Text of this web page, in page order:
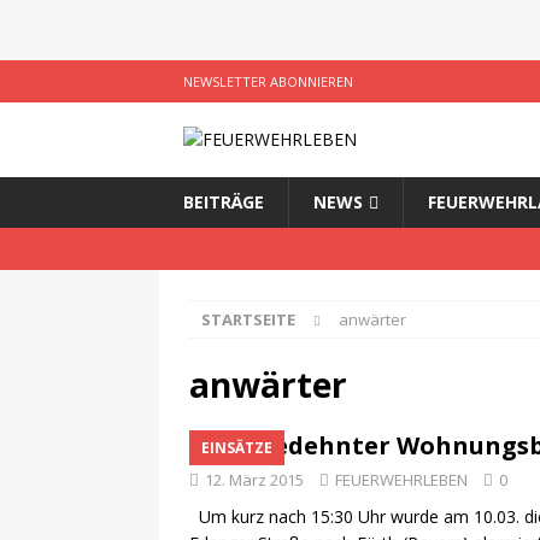
NEWSLETTER ABONNIEREN
BEITRÄGE NEWS
STARTSEITE anwärter
anwärter
EINSÄTZE
Ausgedehnter
12. März 2015 FEUERWEHRLEBEN 0
Um kurz nach 15:30 Uhr wurde am 10.03.